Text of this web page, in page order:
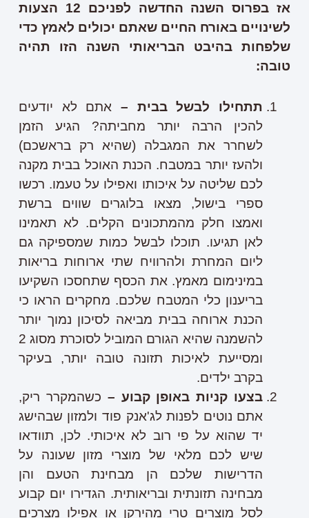
אז בפרוס השנה החדשה לפניכם 12 הצעות
לשינויים באורח החיים שאתם יכולים לאמץ כדי
שלפחות בהיבט הבריאותי השנה הזו תהיה
טובה:
תתחילו לבשל בבית – אתם לא יודעים
להכין הרבה יותר מחביתה? הגיע הזמן
לשחרר את המגבלה (שהיא רק בראשכם)
ולהעז יותר במטבח. הכנת האוכל בבית מקנה
לכם שליטה על איכותו ואפילו על טעמו. רכשו
ספרי בישול, מצאו בלוגרים שווים ברשת
ואמצו חלק מהמתכונים הקלים. לא תאמינו
לאן תגיעו. תוכלו לבשל כמות שמספיקה גם
ליום המחרת ולהרוויח שתי ארוחות בריאות
במינימום מאמץ. את הכסף שתחסכו השקיעו
בריענון כלי המטבח שלכם. מחקרים הראו כי
הכנת ארוחה בבית מביאה לסיכון נמוך יותר
להשמנה שהיא הגורם המוביל לסוכרת מסוג 2
ומסייעת לאיכות תזונה טובה יותר, בעיקר
בקרב ילדים.
בצעו קניות באופן קבוע – כשהמקרר ריק,
אתם נוטים לפנות לג'אנק פוד ולמזון שבהישג
יד שהוא על פי רוב לא איכותי. לכן, תוודאו
שיש לכם מלאי של מוצרי מזון שעונה על
הדרישות שלכם הן מבחינת הטעם והן
מבחינה תזונתית ובריאותית. הגדירו יום קבוע
לסל מוצרים טרי מהירקן או אפילו מצרכים